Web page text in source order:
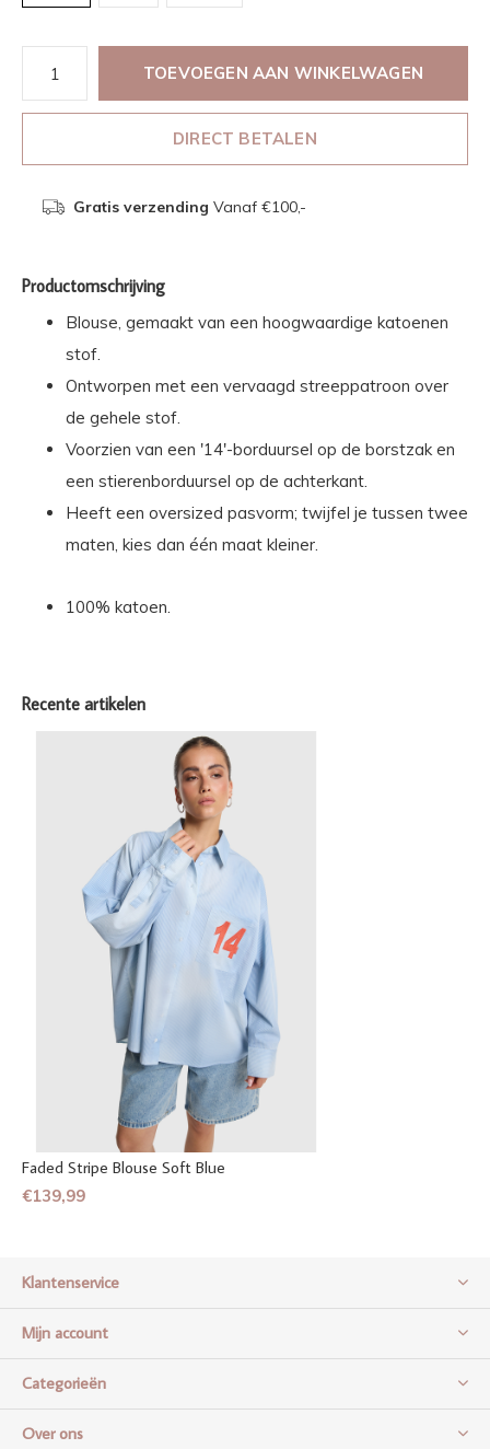
TOEVOEGEN AAN WINKELWAGEN
DIRECT BETALEN
Gratis verzending Vanaf €100,-
Productomschrijving
Blouse, gemaakt van een hoogwaardige katoenen
stof.
Ontworpen met een vervaagd streeppatroon over
de gehele stof.
Voorzien van een '14'-borduursel op de borstzak en
een stierenborduursel op de achterkant.
Heeft een oversized pasvorm; twijfel je tussen twee
maten, kies dan één maat kleiner.
100% katoen.
Recente artikelen
Faded Stripe Blouse Soft Blue
€139,99
Klantenservice
Mijn account
Categorieën
Over ons